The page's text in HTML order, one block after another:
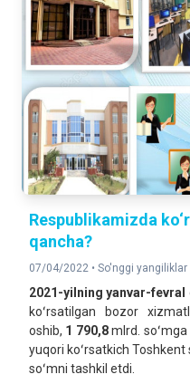
Respublikamizda
qancha?
07/04/2022 • So'nggi yangiliklar
2021-yilning yanvar-fevral
koʻrsatilgan bozor
oshib, 1 790,8mlrd. soʻmga
yuqori koʻrsatkich
soʻmni tashkil etdi.